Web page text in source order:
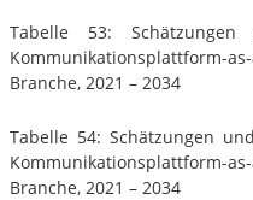
Tabelle 53:
Kommunikationsplattform-
Branche, 2021 – 2034
Tabelle 54: Schätzungen
Kommunikationsplattform-
Branche, 2021 – 2034